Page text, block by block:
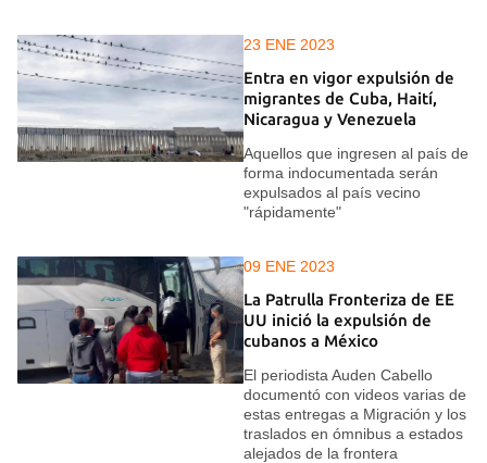
23 ENE 2023
Entra en vigor expulsión de
migrantes de Cuba, Haití,
Nicaragua y Venezuela
Aquellos que ingresen al país de
forma indocumentada serán
expulsados al país vecino
"rápidamente"
09 ENE 2023
La Patrulla Fronteriza de EE
UU inició la expulsión de
cubanos a México
El periodista Auden Cabello
documentó con videos varias de
estas entregas a Migración y los
traslados en ómnibus a estados
alejados de la frontera